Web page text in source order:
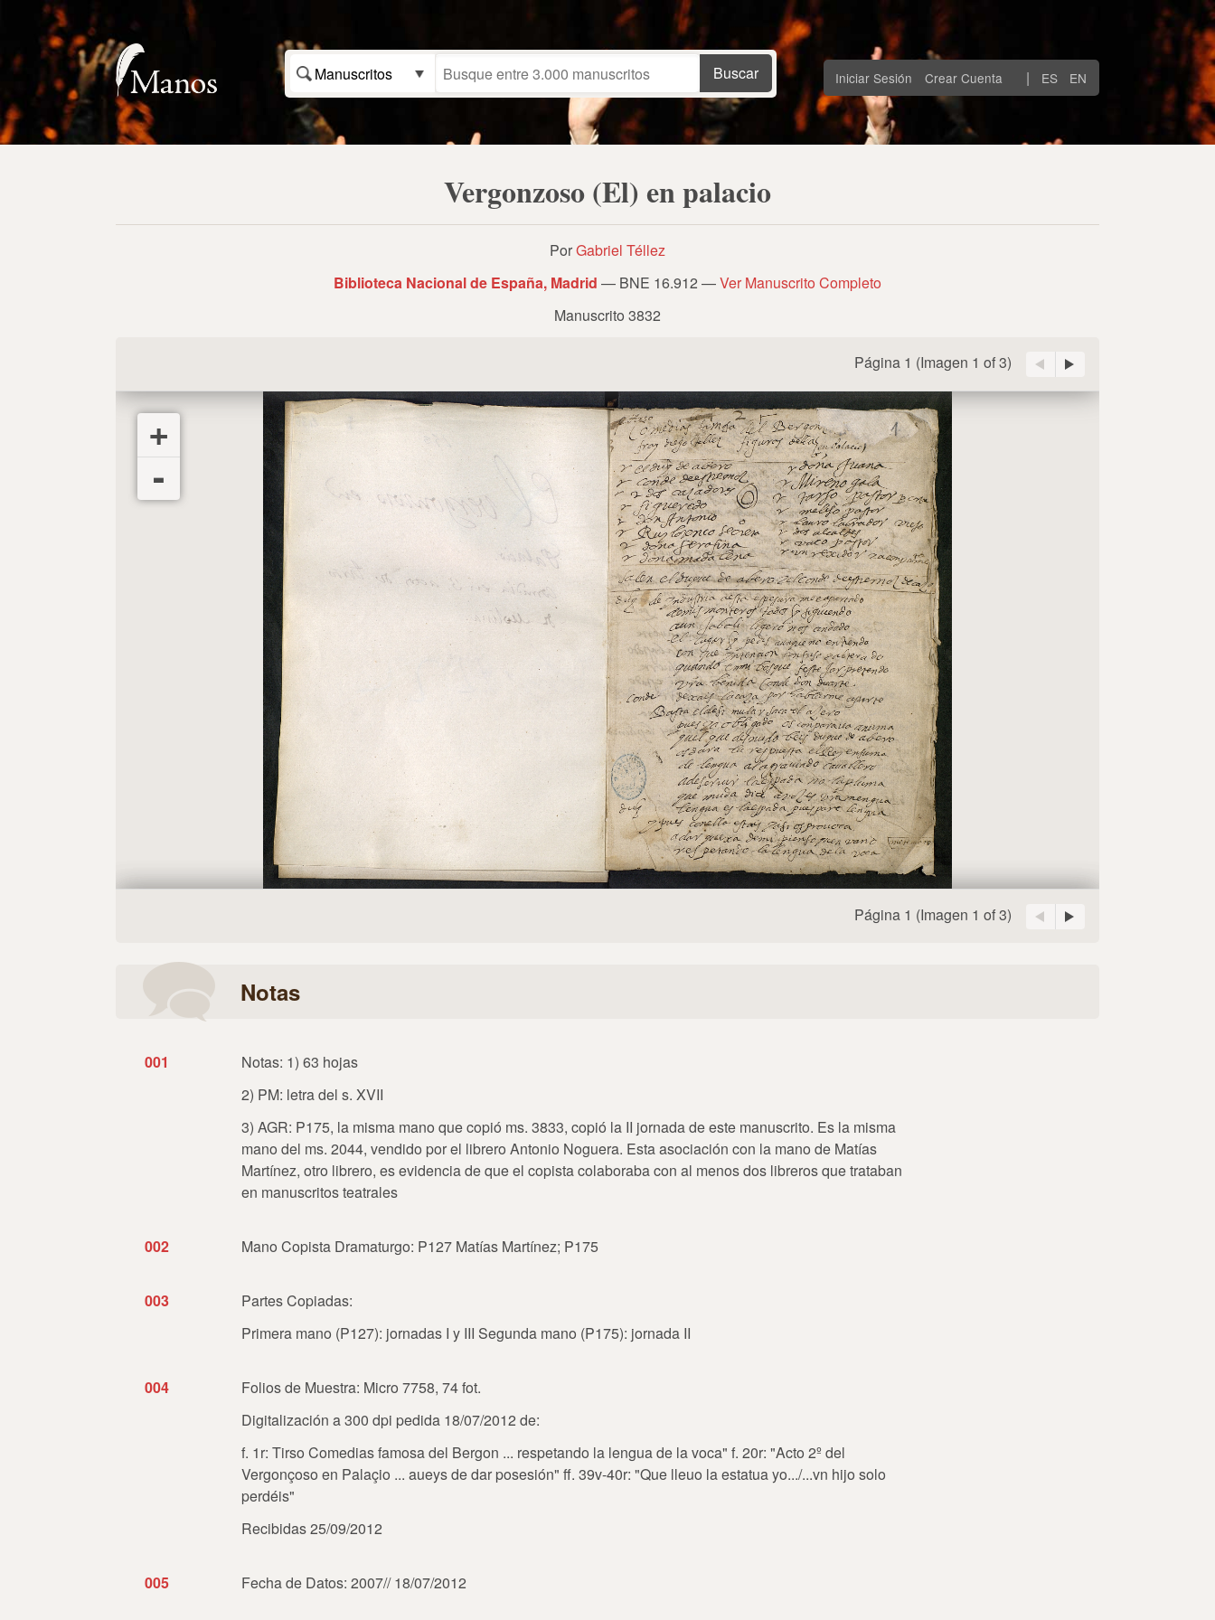
Manuscritos Iniciar Sesión Crear Cuenta | ES EN
Vergonzoso (El) en palacio
PorGabriel Téllez
Biblioteca Nacional de España, Madrid — BNE 16.912 —Ver Manuscrito Completo
Manuscrito 3832
Página 1 (Imagen 1 of 3)
Página 1 (Imagen 1 of 3)
Notas
001
Notas: 1) 63 hojas
2) PM: letra del s. XVII
3) AGR: P175, la misma mano que copió ms. 3833, copió la II jornada de este manuscrito. Es la misma
mano del ms. 2044, vendido por el librero Antonio Noguera. Esta asociación con la mano de Matías
Martínez, otro librero, es evidencia de que el copista colaboraba con al menos dos libreros que trataban
en manuscritos teatrales
002 Mano Copista Dramaturgo: P127 Matías Martínez; P175
003
Partes Copiadas:
Primera mano (P127): jornadas I y III Segunda mano (P175): jornada II
004
Folios de Muestra: Micro 7758, 74 fot.
Digitalización a 300 dpi pedida 18/07/2012 de:
f. 1r: Tirso Comediasfamosa del Bergon ... respetando la lengua de la voca" f. 20r: "Acto 2º del
Vergonçoso en Palaçio ... aueys de dar posesión" ff. 39v-40r: "Que lleuo la estatua yo.../...vn hijo solo
perdéis"
Recibidas 25/09/2012
005 Fecha de Datos: 2007// 18/07/2012